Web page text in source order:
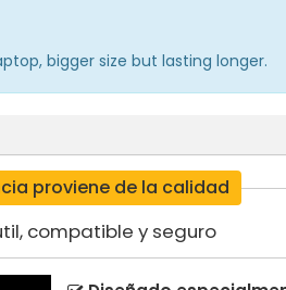
bigger size but lasting longer.
proviene de la calidad
compatible y seguro